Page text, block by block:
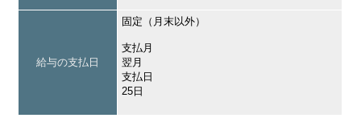
給与の支払日
固定（月末以外）
支払月
翌月
支払日
25日